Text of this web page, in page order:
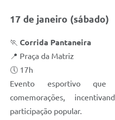
17 de janeiro (sábado)
🏃 Corrida Pantaneira
📍 Praça da Matriz
🕔 17h
Evento esportivo
comemorações,
participação popular.